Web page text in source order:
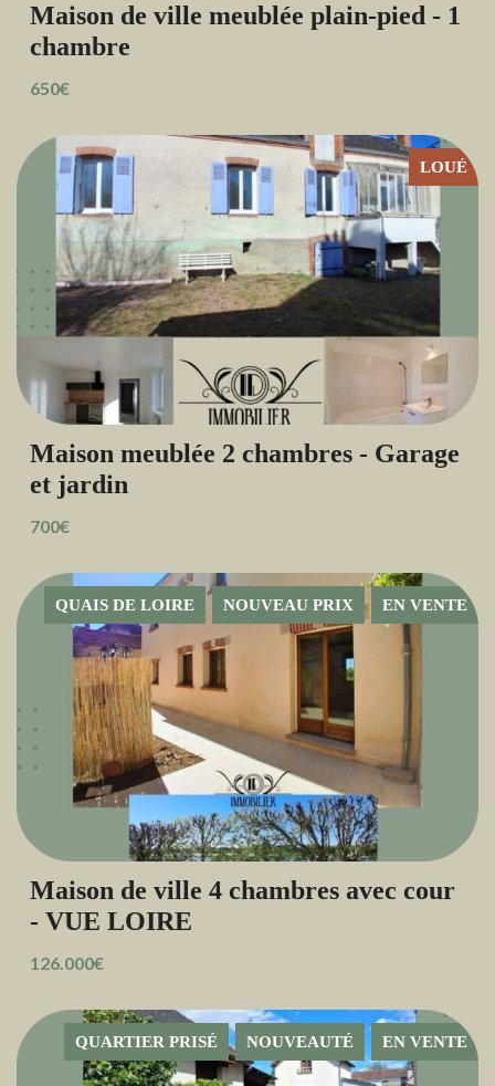
Maison de ville meublée plain-pied - 1
chambre
650€
LOUÉ
Maison meublée 2 chambres - Garage
et jardin
700€
EN VENTE
NOUVEAU PRIX
QUAIS DE LOIRE
Maison de ville 4 chambres avec cour
- VUE LOIRE
126.000€
EN VENTE
NOUVEAUTÉ
QUARTIER PRISÉ